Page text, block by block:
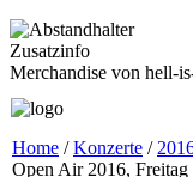
Zusatzinfo
Merchandise von hell-
Home /Konzerte /
Open Air 2016, Freitag